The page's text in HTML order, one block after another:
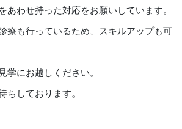
あわせ持った対応をお願いしています。
療も行っているため、スキルアップも可
学にお越しください。
ちしております。